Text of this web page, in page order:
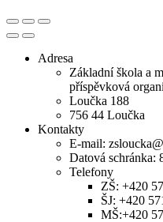
Adresa
Základní škola a
příspěvková
Loučka 188
756 44 Loučka
Kontakty
E-mail:
Datová schránka:
Telefony
ZŠ: +420
ŠJ: +420
MŠ:+420